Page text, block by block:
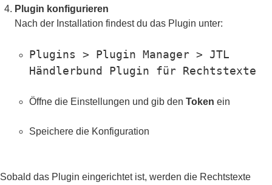
Plugin konfigurieren
Nach der Installation findest du das Plugin unter:
Plugins > Plugin Manager > JTL
Händlerbund Plugin für Rechtstexte
Öffne die Einstellungen und gib den Token ein
Speichere die Konfiguration
Sobald das Plugin eingerichtet ist, werden die Rechtstexte